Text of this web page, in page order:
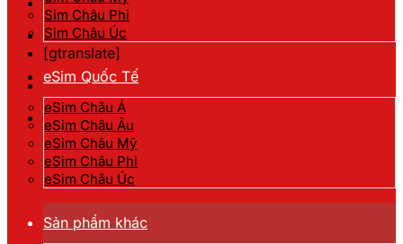
[gtranslate]
Sim Châu Phi
Sim Châu Úc
eSim Quốc Tế
eSim Châu Á
eSim Châu Âu
eSim Châu Mỹ
eSim Châu Phi
eSim Châu Úc
Sản phẩm khác